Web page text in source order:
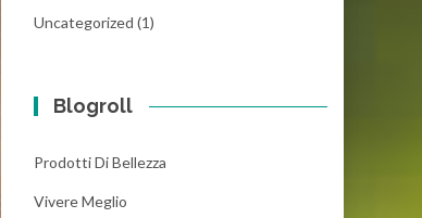
Uncategorized (1)
Blogroll
Prodotti Di Bellezza
Vivere Meglio